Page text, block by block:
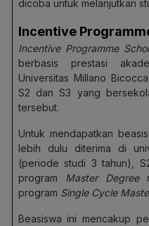
dicoba untuk melanjutkan
Incentive
Incentive Programme
berbasis prestasi
Universitas Millano
S2 dan S3 yang
tersebut.
Untuk mendapatkan
lebih dulu diterima di
(periode studi 3 tahun),
program Master Degree
program Single Cycle
Beasiswa ini mencakup